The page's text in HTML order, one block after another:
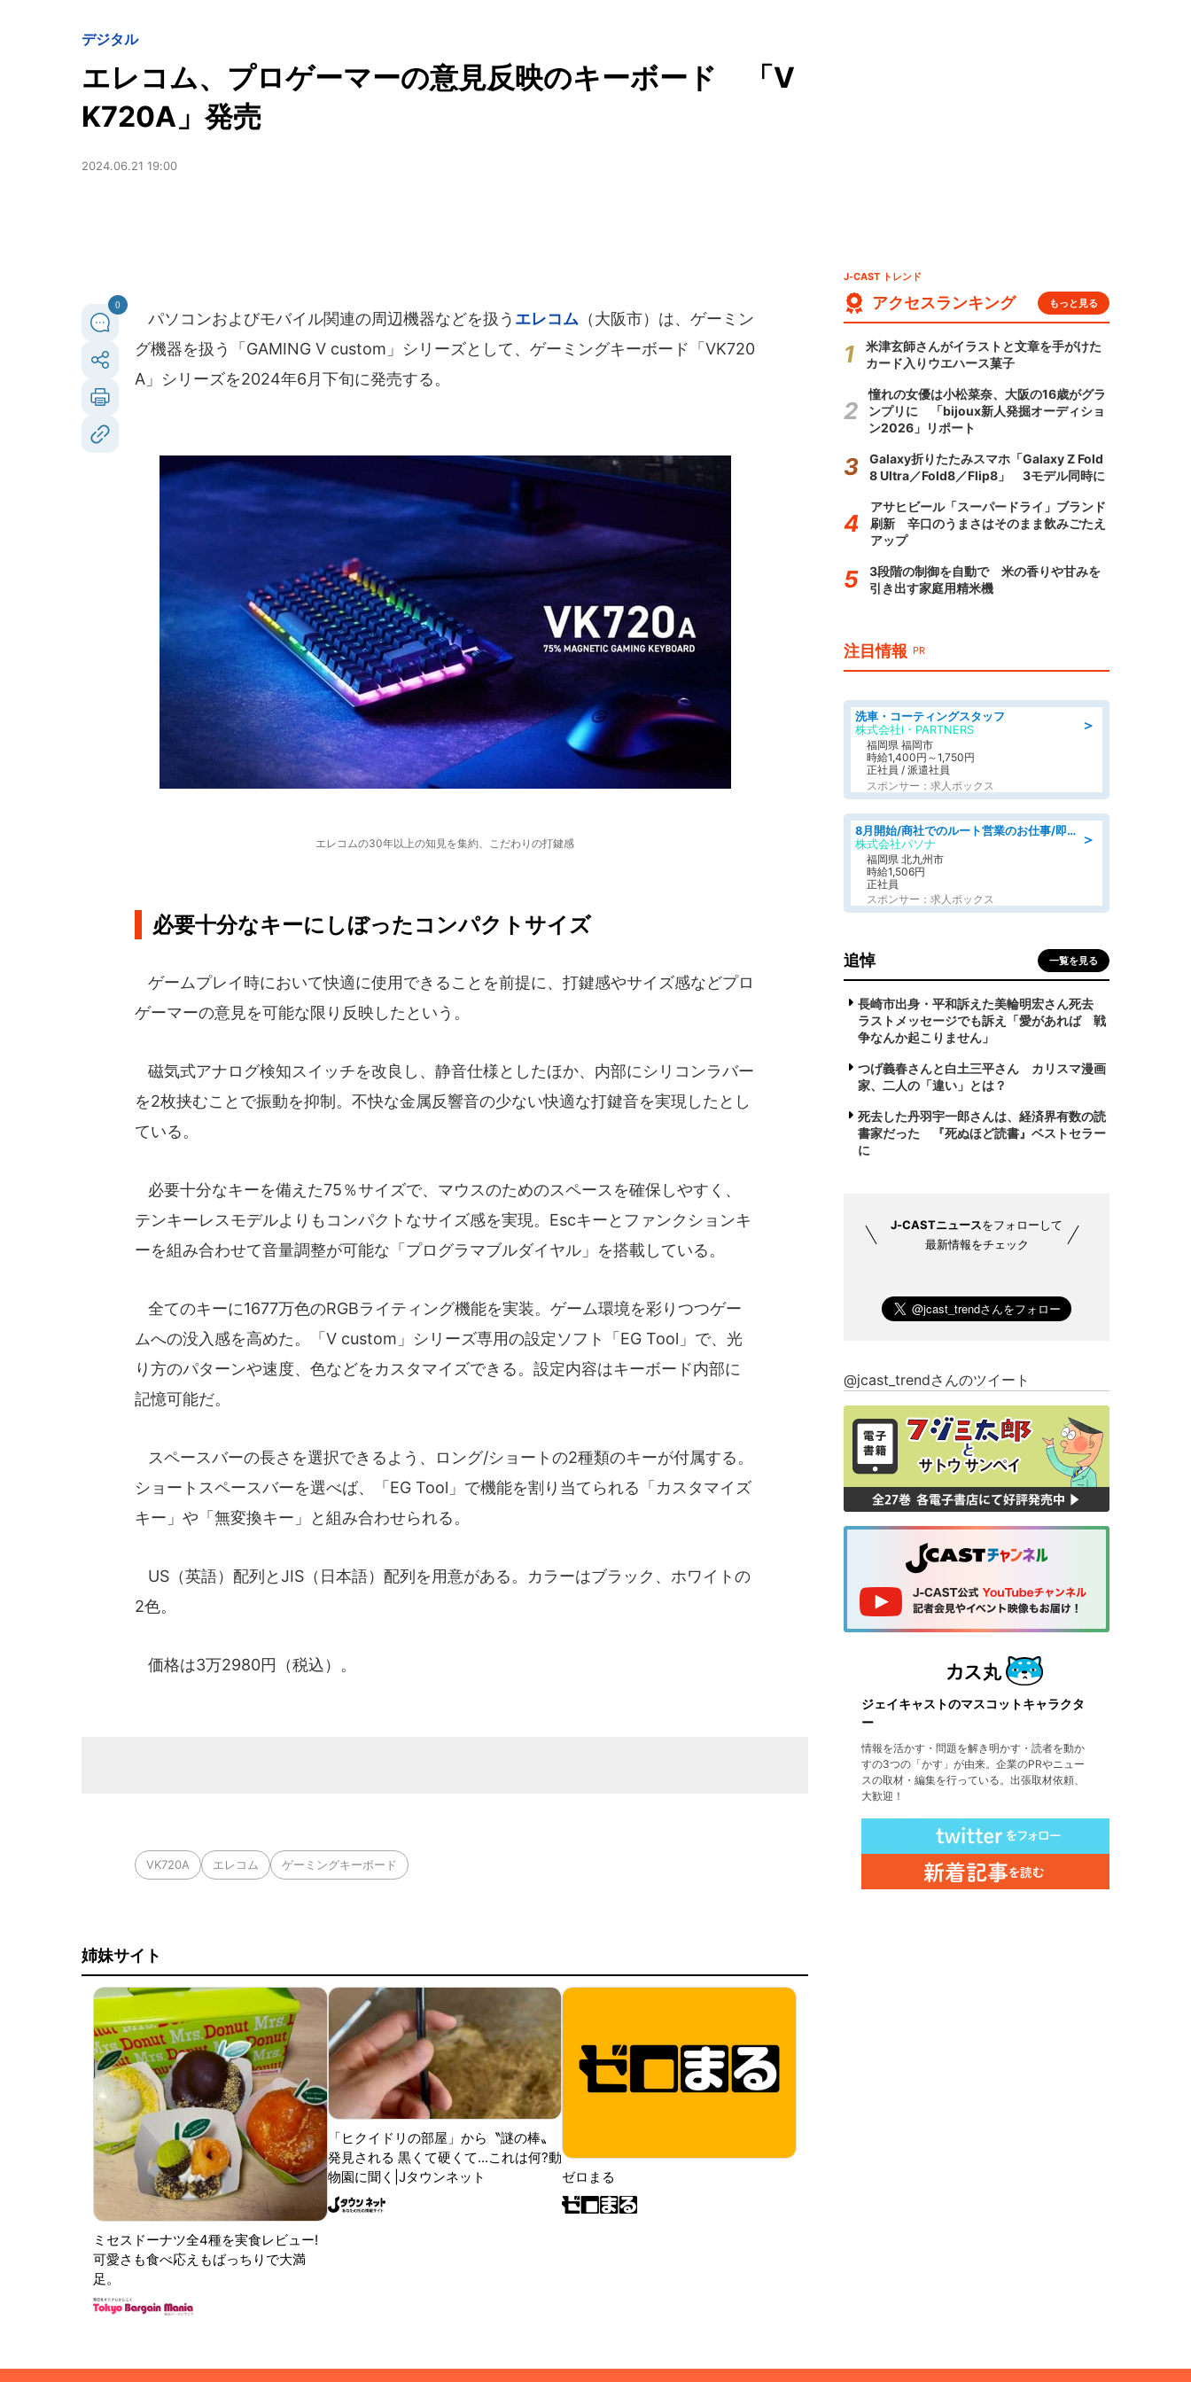
デジタル
エレコム、プロゲーマーの意見反映のキーボード 「V
K720A」発売
2024.06.21 19:00
0
パソコンおよびモバイル関連の周辺機器などを扱う エレコム （大阪市）は、ゲーミン
グ機器を扱う「GAMING V custom」シリーズとして、ゲーミングキーボード「VK720
A」シリーズを2024年6月下旬に発売する。
エレコムの30年以上の知見を集約、こだわりの打鍵感
必要十分なキーにしぼったコンパクトサイズ
ゲームプレイ時において快適に使用できることを前提に、打鍵感やサイズ感などプロ
ゲーマーの意見を可能な限り反映したという。
磁気式アナログ検知スイッチを改良し、静音仕様としたほか、内部にシリコンラバー
を2枚挟むことで振動を抑制。不快な金属反響音の少ない快適な打鍵音を実現したとし
ている。
必要十分なキーを備えた75％サイズで、マウスのためのスペースを確保しやすく、
テンキーレスモデルよりもコンパクトなサイズ感を実現。Escキーとファンクションキ
ーを組み合わせて音量調整が可能な「プログラマブルダイヤル」を搭載している。
全てのキーに1677万色のRGBライティング機能を実装。ゲーム環境を彩りつつゲー
ムへの没入感を高めた。「V custom」シリーズ専用の設定ソフト「EG Tool」で、光
り方のパターンや速度、色などをカスタマイズできる。設定内容はキーボード内部に
記憶可能だ。
スペースバーの長さを選択できるよう、ロング/ショートの2種類のキーが付属する。
ショートスペースバーを選べば、「EG Tool」で機能を割り当てられる「カスタマイズ
キー」や「無変換キー」と組み合わせられる。
US（英語）配列とJIS（日本語）配列を用意がある。カラーはブラック、ホワイトの
2色。
価格は3万2980円（税込）。
VK720A エレコム ゲーミングキーボード
姉妹サイト
ミセスドーナツ全4種を実食レビュー!
可愛さも食べ応えもばっちりで大満
足。
「ヒクイドリの部屋」から〝謎の棒〟
発見される 黒くて硬くて...これは何?動
物園に聞く|Jタウンネット
ゼロまる
J-CAST トレンド
アクセスランキング もっと見る
米津玄師さんがイラストと文章を手がけた
カード入りウエハース菓子
憧れの女優は小松菜奈、大阪の16歳がグラ
ンプリに 「bijoux新人発掘オーディショ
ン2026」リポート
Galaxy折りたたみスマホ「Galaxy Z Fold
8 Ultra／Fold8／Flip8」 3モデル同時に
アサヒビール「スーパードライ」ブランド
刷新 辛口のうまさはそのまま飲みごたえ
アップ
3段階の制御を自動で 米の香りや甘みを
引き出す家庭用精米機
注目情報 PR
＞
洗車・コーティングスタッフ
株式会社I・PARTNERS
福岡県 福岡市
時給1,400円～1,750円
正社員 / 派遣社員
スポンサー：求人ボックス
＞
8月開始/商社でのルート営業のお仕事/即日勤務可/車通勤可/営業
株式会社パソナ
福岡県 北九州市
時給1,506円
正社員
スポンサー：求人ボックス
追悼 一覧を見る
長崎市出身・平和訴えた美輪明宏さん死去
ラストメッセージでも訴え「愛があれば 戦
争なんか起こりません」
つげ義春さんと白土三平さん カリスマ漫画
家、二人の「違い」とは？
死去した丹羽宇一郎さんは、経済界有数の読
書家だった 『死ぬほど読書』ベストセラー
に
J-CASTニュースをフォローして
最新情報をチェック
@jcast_trendさんのツイート
ジェイキャストのマスコットキャラクタ
ー
情報を活かす・問題を解き明かす・読者を動か
すの3つの「かす」が由来。企業のPRやニュー
スの取材・編集を行っている。出張取材依頼、
大歓迎！